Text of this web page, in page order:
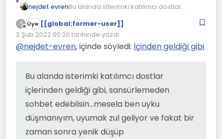
nejdet evrenBu alanda isterimki katılımcı dostlar
sohbet edebilsin...mesela ben uyku
düşmanıyım, uyumak zul geliyor ve fakat
bir zaman sonra yenik düşüp
zıbarıyorum....sonra yeni bir gün ve
karşılaşıyorum.
...azap...
?
Çevrimdışı
Üye [[global:former-user]]
2 Şub 2022 00:20 tarihinde yazdı
Son düzenleyen:
@nejdet-evren, içinde söyledi: İçinden geldiği gibi
Bu alanda isterimki katılımcı dostlar
içlerinden geldiği gibi, sansürlemeden
sohbet edebilsin...mesela ben uyku
düşmanıyım, uyumak zul geliyor ve fakat bir
zaman sonra yenik düşüp